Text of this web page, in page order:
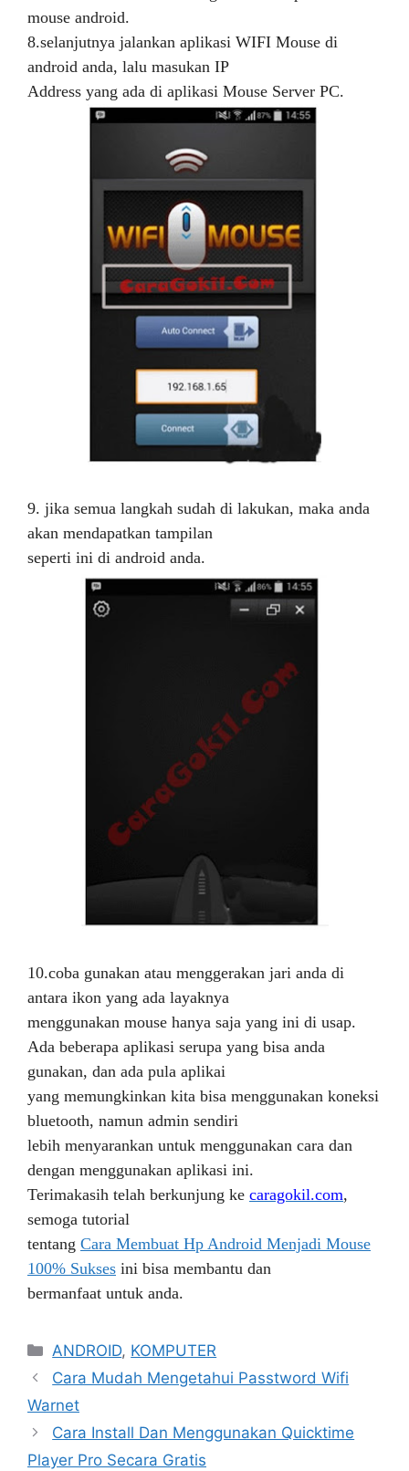
mouse android.
8.selanjutnya jalankan aplikasi WIFI Mouse di
android anda, lalu masukan IP
Address yang ada di aplikasi Mouse Server PC.
9. jika semua langkah sudah di lakukan, maka anda
akan mendapatkan tampilan
seperti ini di android anda.
10.coba gunakan atau menggerakan jari anda di
antara ikon yang ada layaknya
menggunakan mouse hanya saja yang ini di usap.
Ada beberapa aplikasi serupa yang bisa anda
gunakan, dan ada pula aplikai
yang memungkinkan kita bisa menggunakan koneksi
bluetooth, namun admin sendiri
lebih menyarankan untuk menggunakan cara dan
dengan menggunakan aplikasi ini.
Terimakasih telah berkunjung ke caragokil.com,
semoga tutorial
tentang Cara Membuat Hp Android Menjadi Mouse
100% Sukses ini bisa membantu dan
bermanfaat untuk anda.
Categories
ANDROID, KOMPUTER
Cara Mudah Mengetahui Passtword Wifi
Warnet
Cara Install Dan Menggunakan Quicktime
Player Pro Secara Gratis